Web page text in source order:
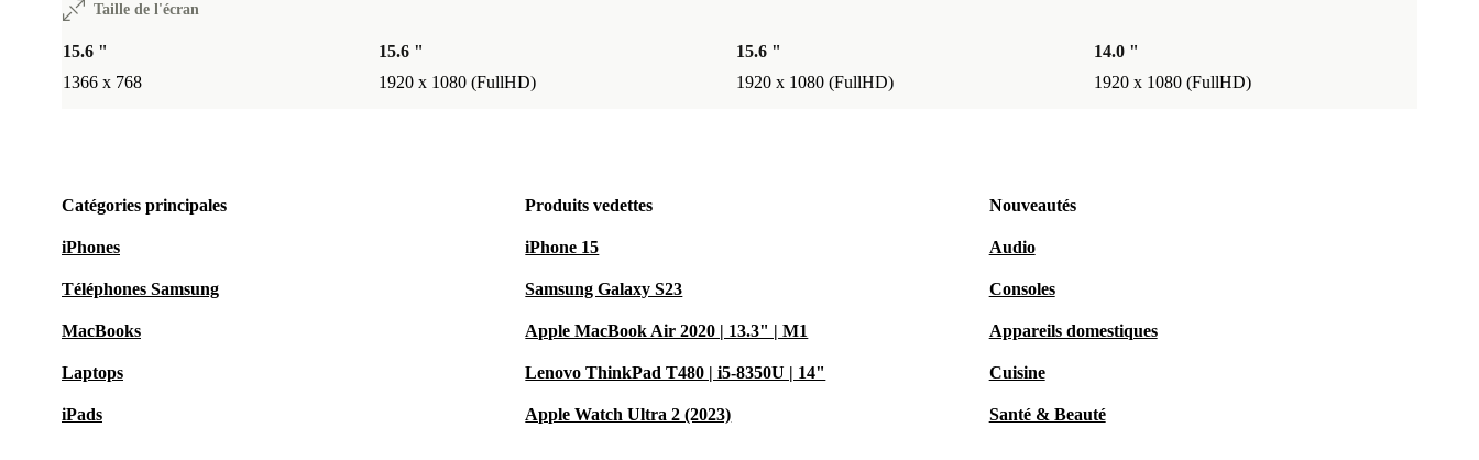
Taille de l'écran
15.6 "
1366 x 768
15.6 "
1920 x 1080 (FullHD)
15.6 "
1920 x 1080 (FullHD)
14.0 "
1920 x 1080 (FullHD)
Catégories principales
iPhones
Téléphones Samsung
MacBooks
Laptops
iPads
Produits vedettes
iPhone 15
Samsung Galaxy S23
Apple MacBook Air 2020 | 13.3" | M1
Lenovo ThinkPad T480 | i5-8350U | 14"
Apple Watch Ultra 2 (2023)
Nouveautés
Audio
Consoles
Appareils domestiques
Cuisine
Santé & Beauté